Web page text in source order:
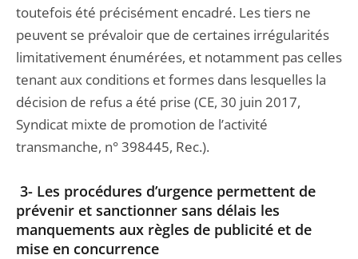
toutefois été précisément encadré. Les tiers ne
peuvent se prévaloir que de certaines irrégularités
limitativement énumérées, et notamment pas celles
tenant aux conditions et formes dans lesquelles la
décision de refus a été prise (CE, 30 juin 2017,
Syndicat mixte de promotion de l’activité
transmanche, n° 398445, Rec.).
3- Les procédures d’urgence permettent de
prévenir et sanctionner sans délais les
manquements aux règles de publicité et de
mise en concurrence